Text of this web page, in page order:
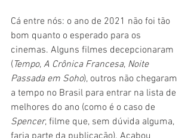
Cá entre nós: o ano de 2021 não foi tão
bom quanto o esperado para os
cinemas. Alguns filmes decepcionaram
(Tempo, A Crônica Francesa, Noite
Passada em Soho), outros não chegaram
a tempo no Brasil para entrar na lista de
melhores do ano (como é o caso de
Spencer, filme que, sem dúvida alguma,